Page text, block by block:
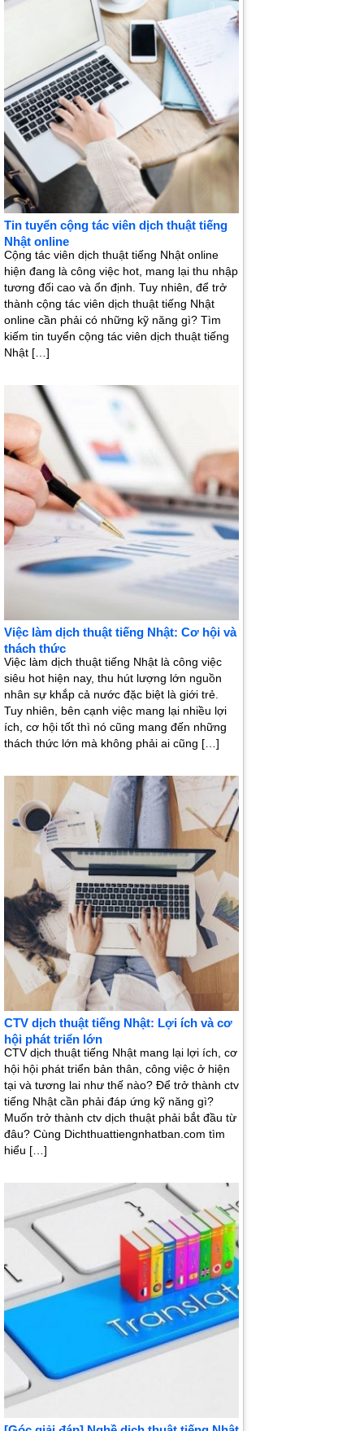
Tin tuyển cộng tác viên dịch thuật tiếng
Nhật online
Cộng tác viên dịch thuật tiếng Nhật online
hiện đang là công việc hot, mang lại thu nhập
tương đối cao và ổn định. Tuy nhiên, để trở
thành cộng tác viên dịch thuật tiếng Nhật
online cần phải có những kỹ năng gì? Tìm
kiếm tin tuyển cộng tác viên dịch thuật tiếng
Nhật […]
Việc làm dịch thuật tiếng Nhật: Cơ hội và
thách thức
Việc làm dịch thuật tiếng Nhật là công việc
siêu hot hiện nay, thu hút lượng lớn nguồn
nhân sự khắp cả nước đặc biệt là giới trẻ.
Tuy nhiên, bên cạnh việc mang lại nhiều lợi
ích, cơ hội tốt thì nó cũng mang đến những
thách thức lớn mà không phải ai cũng […]
CTV dịch thuật tiếng Nhật: Lợi ích và cơ
hội phát triển lớn
CTV dịch thuật tiếng Nhật mang lại lợi ích, cơ
hội hội phát triển bản thân, công việc ở hiện
tại và tương lai như thế nào? Để trở thành ctv
tiếng Nhật cần phải đáp ứng kỹ năng gì?
Muốn trở thành ctv dịch thuật phải bắt đầu từ
đâu? Cùng Dichthuattiengnhatban.com tìm
hiểu […]